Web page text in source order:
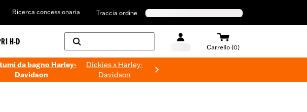
Ricerca concessionaria Traccia ordine
H-D
Carrello (0)
da bagno Harley-
Davidson
Dickies x Harley-
Davidson